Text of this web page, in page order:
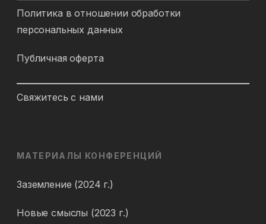
Политика в отношении обработки
персональных данных
Публичная оферта
Свяжитесь с нами
МАТЕРИАЛЫ КОНФЕРЕНЦИЙ
Заземление (2024 г.)
Новые смыслы (2023 г.)